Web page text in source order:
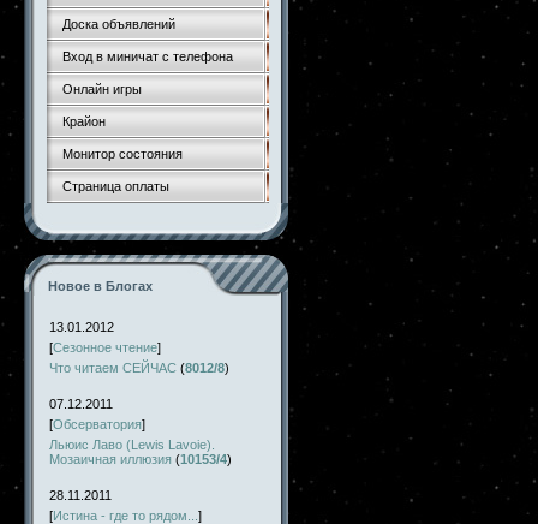
Доска объявлений
Вход в миничат с телефона
Онлайн игры
Крайон
Монитор состояния
Страница оплаты
Новое в Блогах
13.01.2012
[Сезонное чтение]
Что читаем СЕЙЧАС (8012/8)
07.12.2011
[Обсерватория]
Льюис Лаво (Lewis Lavoie).
Мозаичная иллюзия (10153/4)
28.11.2011
[Истина - где то рядом... ]